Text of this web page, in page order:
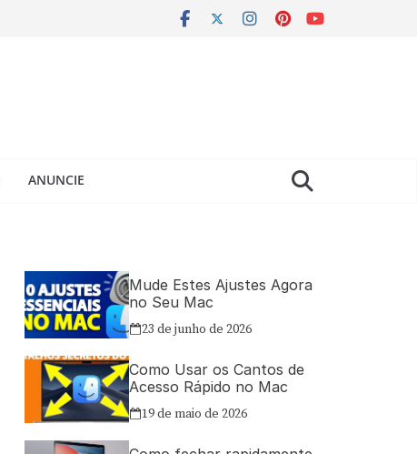
ANUNCIE
Mude Estes Ajustes Agora
no Seu Mac
23 de junho de 2026
Como Usar os Cantos de
Acesso Rápido no Mac
19 de maio de 2026